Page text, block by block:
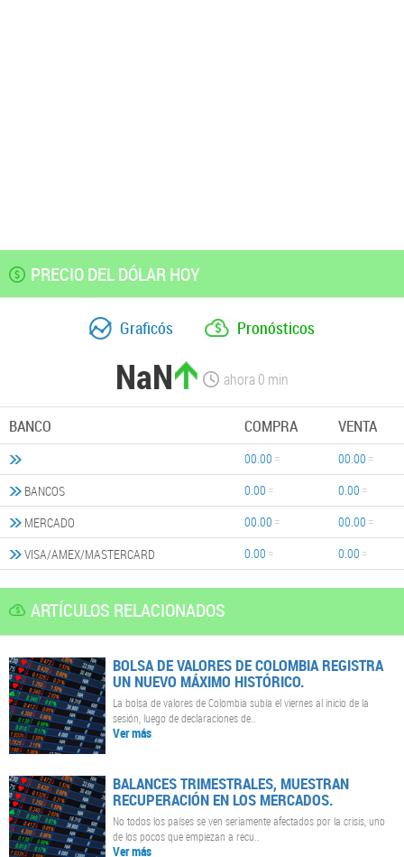
PRECIO DEL DÓLAR HOY
Graficós Pronósticos
NaN ahora0 min
BANCO COMPRA VENTA
00.00
00.00
BANCOS
0.00
0.00
MERCADO
00.00
00.00
VISA/AMEX/MASTERCARD
0.00 0.00
ARTÍCULOS RELACIONADOS
BOLSA DE VALORES DE COLOMBIA REGISTRA
UN NUEVO MÁXIMO HISTÓRICO.
La bolsa de valores de Colombia subía el viernes al inicio de la
sesión, luego de declaraciones de..
Ver más
BALANCES TRIMESTRALES, MUESTRAN
RECUPERACIÓN EN LOS MERCADOS.
No todos los países se ven seriamente afectados por la crisis, uno
de los pocos que empiezan a recu..
Ver más